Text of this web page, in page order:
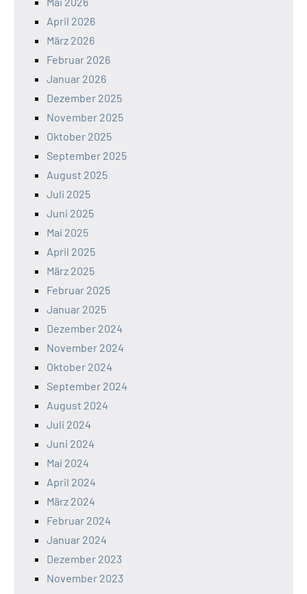
April 2026
März 2026
Februar 2026
Januar 2026
Dezember 2025
November 2025
Oktober 2025
September 2025
August 2025
Juli 2025
Juni 2025
Mai 2025
April 2025
März 2025
Februar 2025
Januar 2025
Dezember 2024
November 2024
Oktober 2024
September 2024
August 2024
Juli 2024
Juni 2024
Mai 2024
April 2024
März 2024
Februar 2024
Januar 2024
Dezember 2023
November 2023